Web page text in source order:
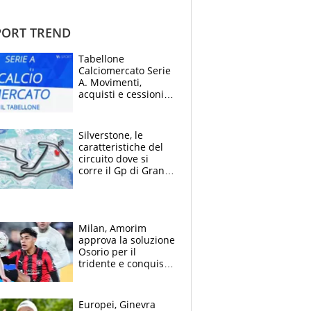
TREND
Tabellone
Calciomercato Serie
A. Movimenti,
acquisti e cessioni:
Silverstone, le
caratteristiche del
circuito dove si
corre il Gp di Gran
Milan, Amorim
approva la soluzione
Osorio per il
tridente e conquista
Allegri
Europei, Ginevra